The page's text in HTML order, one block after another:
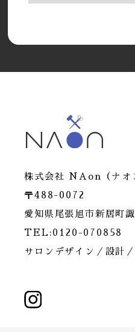
れた検索キーワード，ご
利用環境，郵便番号や性
IPアドレス，クッキー情報
第２条（プライバシー情
日，住所，電話番号，メー
号，クレジットカード番号
含む取引記録や，決済に関
（情報提供元，広告主，広
以下，｢提携先｣といいま
株式会社 NAon（ナオ
〒488-0072
愛知県尾張旭市新居町
TEL:0120-070858
サロンデザイン／設計